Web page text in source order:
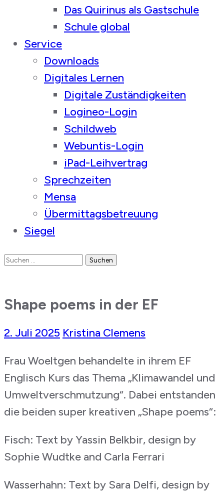
Das Quirinus als Gastschule
Schule global
Service
Downloads
Digitales Lernen
Digitale Zuständigkeiten
Logineo-Login
Schildweb
Webuntis-Login
iPad-Leihvertrag
Sprechzeiten
Mensa
Übermittagsbetreuung
Siegel
Suchen
Shape poems in der EF
2. Juli 2025 Kristina Clemens
Frau Woeltgen behandelte in ihrem EF
Englisch Kurs das Thema „Klimawandel und
Umweltverschmutzung“. Dabei entstanden
die beiden super kreativen „Shape poems“:
Fisch: Text by Yassin Belkbir, design by
Sophie Wudtke and Carla Ferrari
Wasserhahn: Text by Sara Delfi, design by